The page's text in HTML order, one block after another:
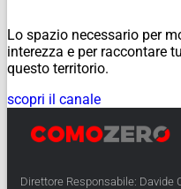
Lo spazio necessario per
interezza e per raccontare
questo territorio.
scopri il canale
Direttore Responsabile: Davide